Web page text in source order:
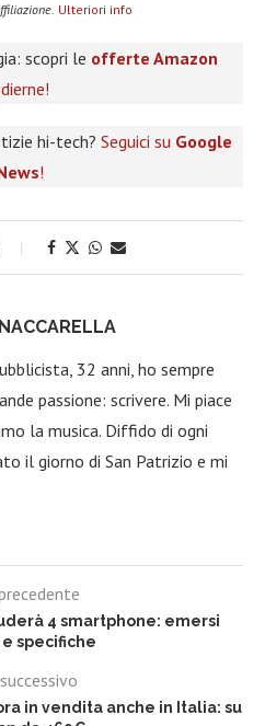
Ulteriori info
scopri le offerte Amazon
hi-tech? Seguici su Google
!
32 anni, ho sempre
passione: scrivere. Mi piace
la musica. Diffido di ogni
il giorno di San Patrizio e mi
4 smartphone: emersi
specifiche
in vendita anche in Italia: su